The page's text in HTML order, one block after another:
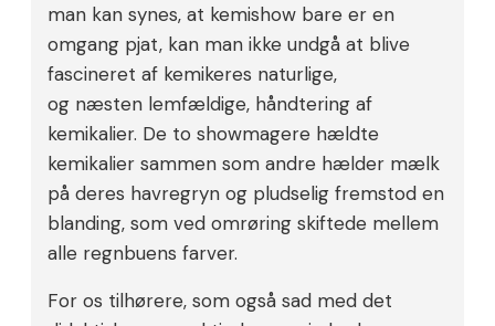
man kan synes, at kemishow bare er en
omgang pjat, kan man ikke undgå at blive
fascineret af kemikeres naturlige,
og næsten lemfældige, håndtering af
kemikalier. De to showmagere hældte
kemikalier sammen som andre hælder mælk
på deres havregryn og pludselig fremstod en
blanding, som ved omrøring skiftede mellem
alle regnbuens farver.
For os tilhørere, som også sad med det